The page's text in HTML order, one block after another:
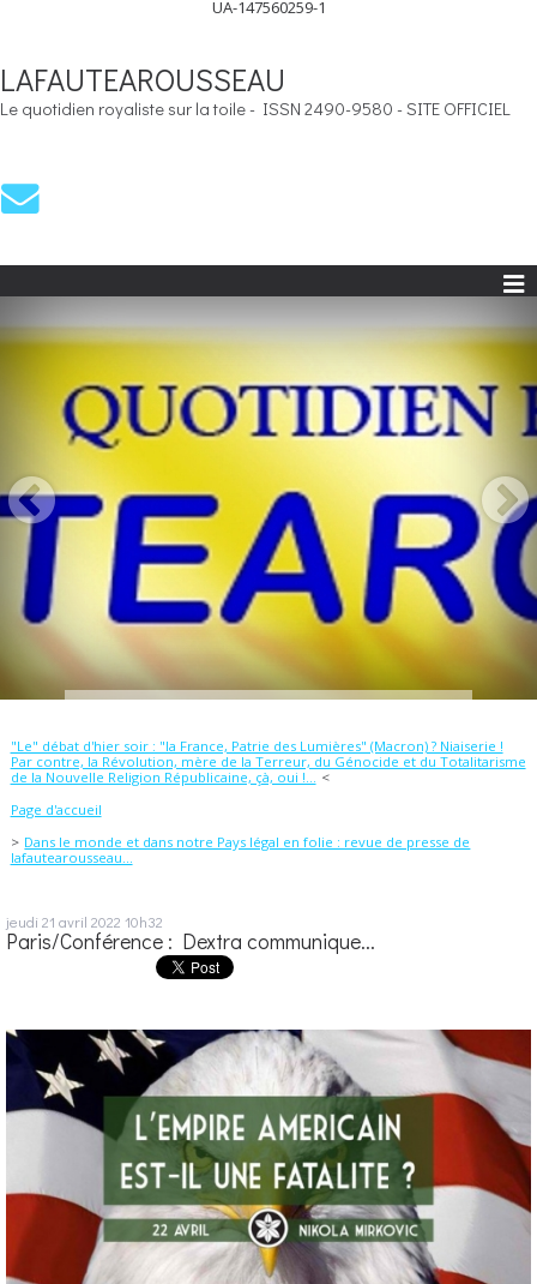
UA-147560259-1
LAFAUTEAROUSSEAU
Le quotidien royaliste sur la toile - ISSN 2490-9580 - SITE OFFICIEL
"Le" débat d'hier soir : "la France, Patrie des Lumières" (Macron) ? Niaiserie !
Par contre, la Révolution, mère de la Terreur, du Génocide et du Totalitarisme
de la Nouvelle Religion Républicaine, çà, oui !...
Page d'accueil
Dans le monde et dans notre Pays légal en folie : revue de presse de
lafautearousseau...
jeudi 21 avril 2022 10h32
Paris/Conférence : Dextra communique...